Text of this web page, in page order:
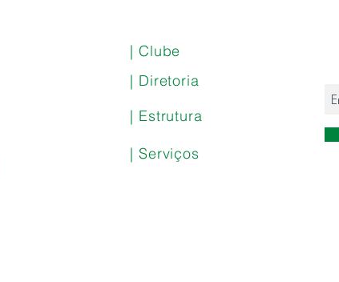
| Clube
| Diretoria
| Estrutura
| Serviços